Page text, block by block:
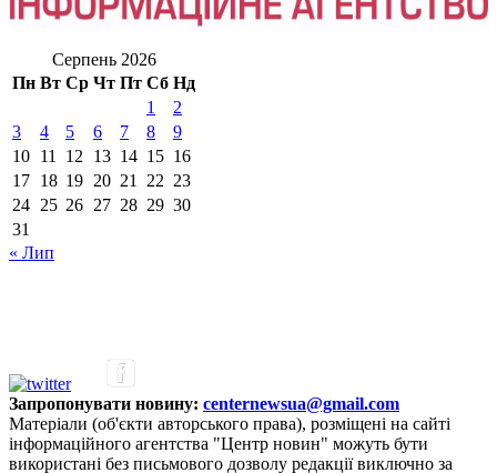
Серпень 2026
Пн Вт Ср Чт Пт Сб Нд
1
2
3
4 5 6 7 8
9
10 11 12 13 14 15 16
17 18 19 20 21 22 23
24 25 26 27 28 29 30
31
« Лип
Запропонувати новину: centernewsua@gmail.com
Матеріали (об'єкти авторського права), розміщені на сайті
інформаційного агентства "Центр новин" можуть бути
використані без письмового дозволу редакції виключно за